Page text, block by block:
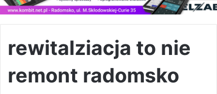
rewitalziacja to nie
remont radomsko